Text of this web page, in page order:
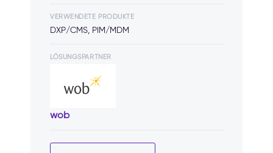
VERWENDETE PRODUKTE
DXP/CMS, PIM/MDM
LÖSUNGSPARTNER
wob